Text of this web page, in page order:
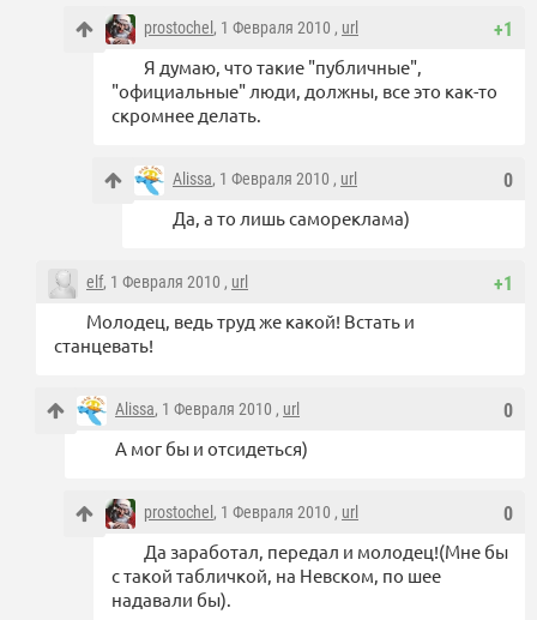
+1
prostochel , 1 Февраля 2010 , url
Я думаю, что такие "публичные",
"официальные" люди, должны, все это как-то
скромнее делать.
0
Alissa, 1 Февраля 2010 , url
Да, а то лишь самореклама)
+1
elf, 1 Февраля 2010 , url
Молодец, ведь труд же какой! Встать и
станцевать!
0
Alissa, 1 Февраля 2010 , url
А мог бы и отсидеться)
0
prostochel , 1 Февраля 2010 , url
Да заработал, передал и молодец!(Мне бы
с такой табличкой, на Невском, по шее
надавали бы).